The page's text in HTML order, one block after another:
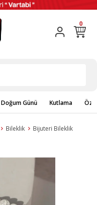
0
Doğum Günü Kutlama
Bileklik Bijuteri Bileklik